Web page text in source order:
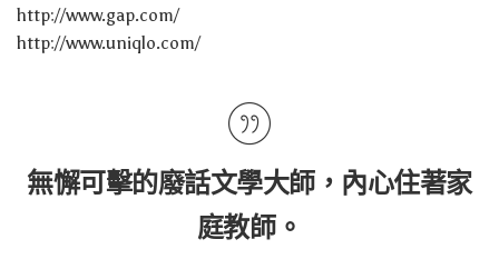
http://www.gap.com/
http://www.uniqlo.com/
無懈可擊的廢話文學大師，內心住著家
庭教師。